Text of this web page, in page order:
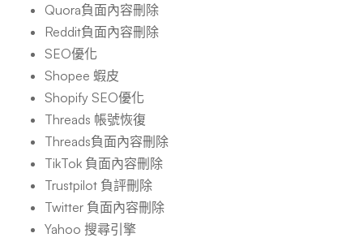
Quora負面內容刪除
Reddit負面內容刪除
SEO優化
Shopee 蝦皮
Shopify SEO優化
Threads 帳號恢復
Threads負面內容刪除
TikTok 負面內容刪除
Trustpilot 負評刪除
Twitter 負面內容刪除
Yahoo 搜尋引擎